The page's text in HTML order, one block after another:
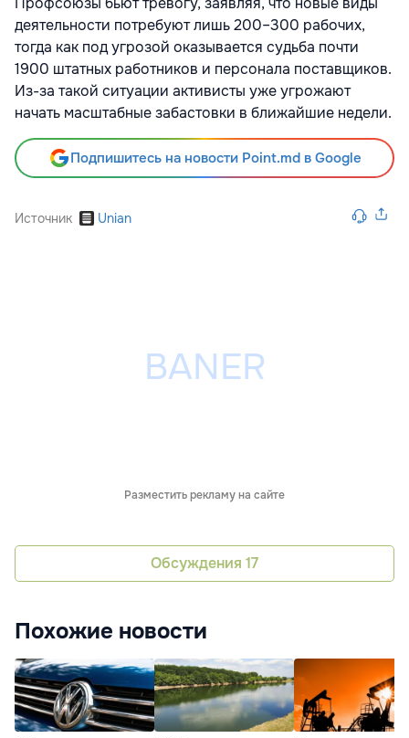
деятельности потребуют лишь 200–300 рабочих,
тогда как под угрозой оказывается судьба почти
1900 штатных работников и персонала поставщиков.
Из-за такой ситуации активисты уже угрожают
начать масштабные забастовки в ближайшие недели.
Подпишитесь на новости Point.md в Google
Источник Unian
Разместить рекламу на сайте
Обсуждения 17
Похожие новости